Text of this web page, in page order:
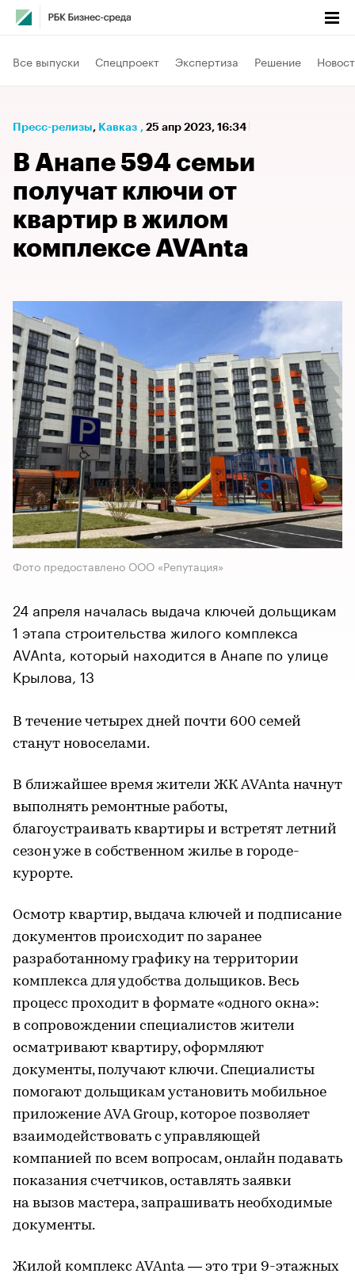
Все выпуски Спецпроект Экспертиза Решение
Пресс-релизы⁠, Кавказ , 25 апр 2023, 16:34
В Анапе 594 семьи
получат ключи от
квартир в жилом
комплексе AVAnta
Фото предоставлено ООО «Репутация»
24 апреля началась выдача ключей дольщикам
1 этапа строительства жилого комплекса
AVAnta, который находится в Анапе по улице
Крылова, 13
В течение четырех дней почти 600 семей
станут новоселами.
В ближайшее время жители ЖК AVAnta начнут
выполнять ремонтные работы,
благоустраивать квартиры и встретят летний
сезон уже в собственном жилье в городе-
курорте.
Осмотр квартир, выдача ключей и подписание
документов происходит по заранее
разработанному графику на территории
комплекса для удобства дольщиков. Весь
процесс проходит в формате «одного окна»:
в сопровождении специалистов жители
осматривают квартиру, оформляют
документы, получают ключи. Специалисты
помогают дольщикам установить мобильное
приложение AVA Group, которое позволяет
взаимодействовать с управляющей
компанией по всем вопросам, онлайн подавать
показания счетчиков, оставлять заявки
на вызов мастера, запрашивать необходимые
документы.
Жилой комплекс AVAnta — это три 9-этажных